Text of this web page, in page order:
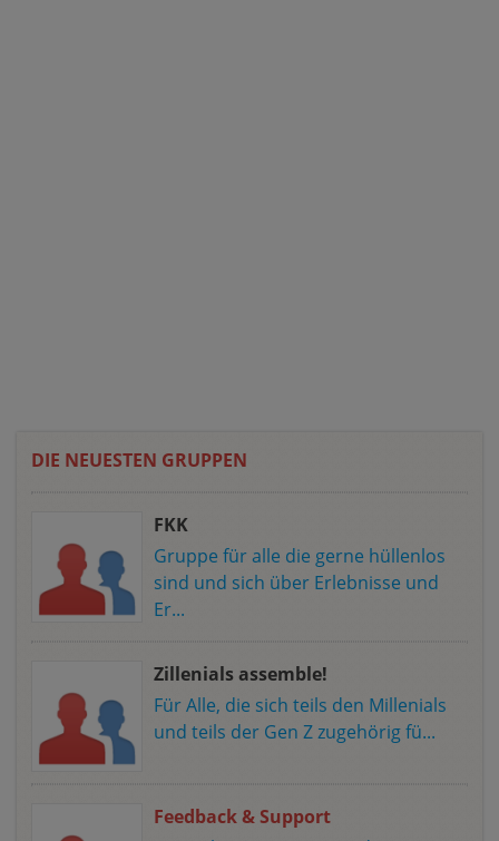
DIE NEUESTEN GRUPPEN
FKK
Gruppe für alle die gerne hüllenlos
sind und sich über Erlebnisse und
Er...
Zillenials assemble!
Für Alle, die sich teils den Millenials
und teils der Gen Z zugehörig fü...
Feedback & Support